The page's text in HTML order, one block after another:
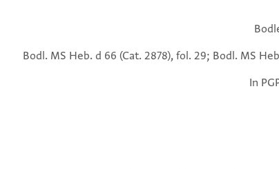
Bodl. MS Heb. d 66 (Cat. 2878), fol. 29; Bodl. MS
In